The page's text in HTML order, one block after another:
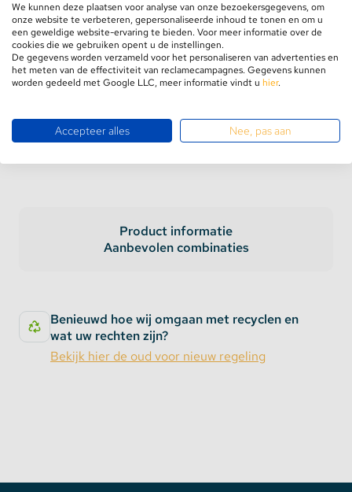
Levering op werkdagenbinnen 24 uur
GRATIS verzendingvanaf €75,-
Retourneren binnen100 dagen
Product informatie
Aanbevolen combinaties
Benieuwd hoe wij omgaan met recyclen en
wat uw rechten zijn?
Bekijk hier de oud voor nieuw regeling
We kunnen deze plaatsen voor analyse van onze bezoekersgegevens, om
onze website te verbeteren, gepersonaliseerde inhoud te tonen en om u
een geweldige website-ervaring te bieden. Voor meer informatie over de
cookies die we gebruiken opent u de instellingen.
De gegevens worden verzameld voor het personaliseren van advertenties en
het meten van de effectiviteit van reclamecampagnes. Gegevens kunnen
worden gedeeld met Google LLC, meer informatie vindt u hier.
Accepteer alles Nee, pas aan